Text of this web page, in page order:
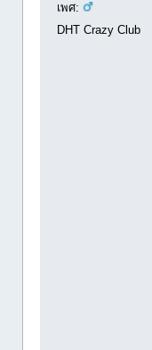
เพศ:
DHT Crazy Club